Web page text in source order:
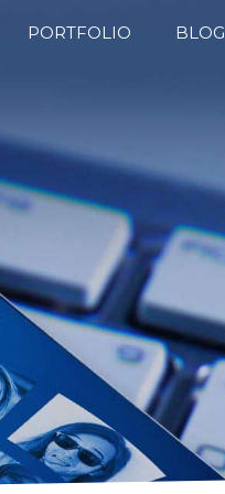
PORTFOLIO BLOG